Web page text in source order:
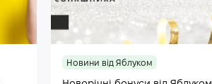
Новини від Яблуком